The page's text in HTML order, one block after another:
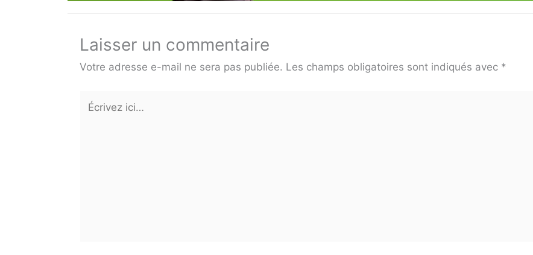
Laisser un commentaire
Votre adresse e-mail ne sera pas publiée. Les champs obligatoires sont indiqués avec *
Écrivez